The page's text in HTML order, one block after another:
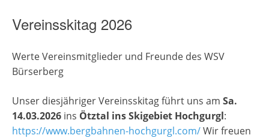
to
Vereinsskitag 2026
Werte Vereinsmitglieder und Freunde des WSV
Bürserberg
Unser diesjähriger Vereinsskitag führt uns am Sa.
14.03.2026 ins Ötztal ins Skigebiet Hochgurgl:
https://www.bergbahnen-hochgurgl.com/Wir freuen